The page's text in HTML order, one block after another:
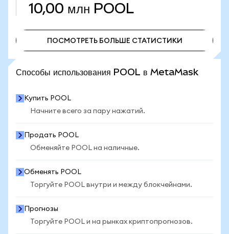
10,00 млн POOL
ПОСМОТРЕТЬ БОЛЬШЕ СТАТИСТИКИ
Способы использования POOL в MetaMask
Купить POOL
Начните всего за пару нажатий.
Продать POOL
Обменяйте POOL на наличные.
Обменять POOL
Торгуйте POOL внутри и между блокчейнами.
Прогнозы
Торгуйте POOL и на рынках криптопрогнозов.